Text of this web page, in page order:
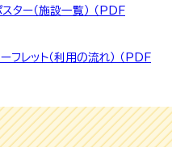
ター（施設一覧） （PDF
レット（利用の流れ） （PDF